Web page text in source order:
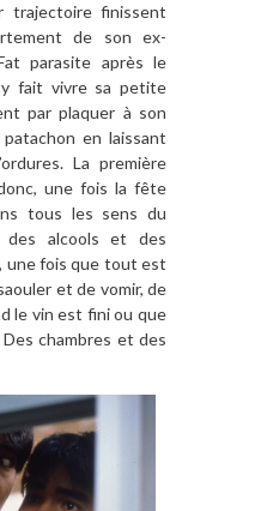
trajectoire finissent
de son ex-
parasite après le
fait vivre sa petite
par plaquer à son
en laissant
La première
une fois la fête
tous les sens du
des alcools et des
une fois que tout est
et de vomir, de
le vin est fini ou que
chambres et des